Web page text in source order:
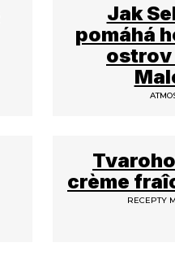
Jak
pomáhá
ostrov
crème
RECEPTY